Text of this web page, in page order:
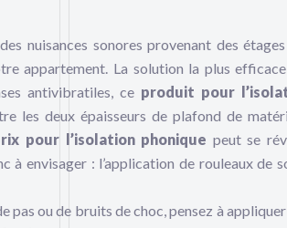
nuisances sonores provenant des
appartement. La solution la plus
antivibratiles, ce produit pour
les deux épaisseurs de plafond de
pour l’isolation phonique peut se
envisager : l’application de rouleaux de
ou de bruits de choc, pensez à